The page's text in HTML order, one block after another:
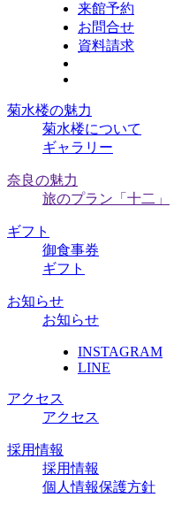
来館予約
お問合せ
資料請求
菊水楼の魅力
菊水楼について
ギャラリー
奈良の魅力
旅のプラン「十二」
ギフト
御食事券
ギフト
お知らせ
お知らせ
INSTAGRAM
LINE
アクセス
アクセス
採用情報
採用情報
個人情報保護方針